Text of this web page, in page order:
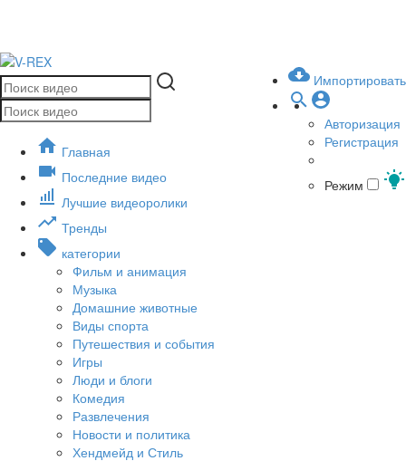
Импортировать
Авторизация
Регистрация
Режим
Главная
Последние видео
Лучшие видеоролики
Тренды
категории
Фильм и анимация
Музыка
Домашние животные
Виды спорта
Путешествия и события
Игры
Люди и блоги
Комедия
Развлечения
Новости и политика
Хендмейд и Стиль